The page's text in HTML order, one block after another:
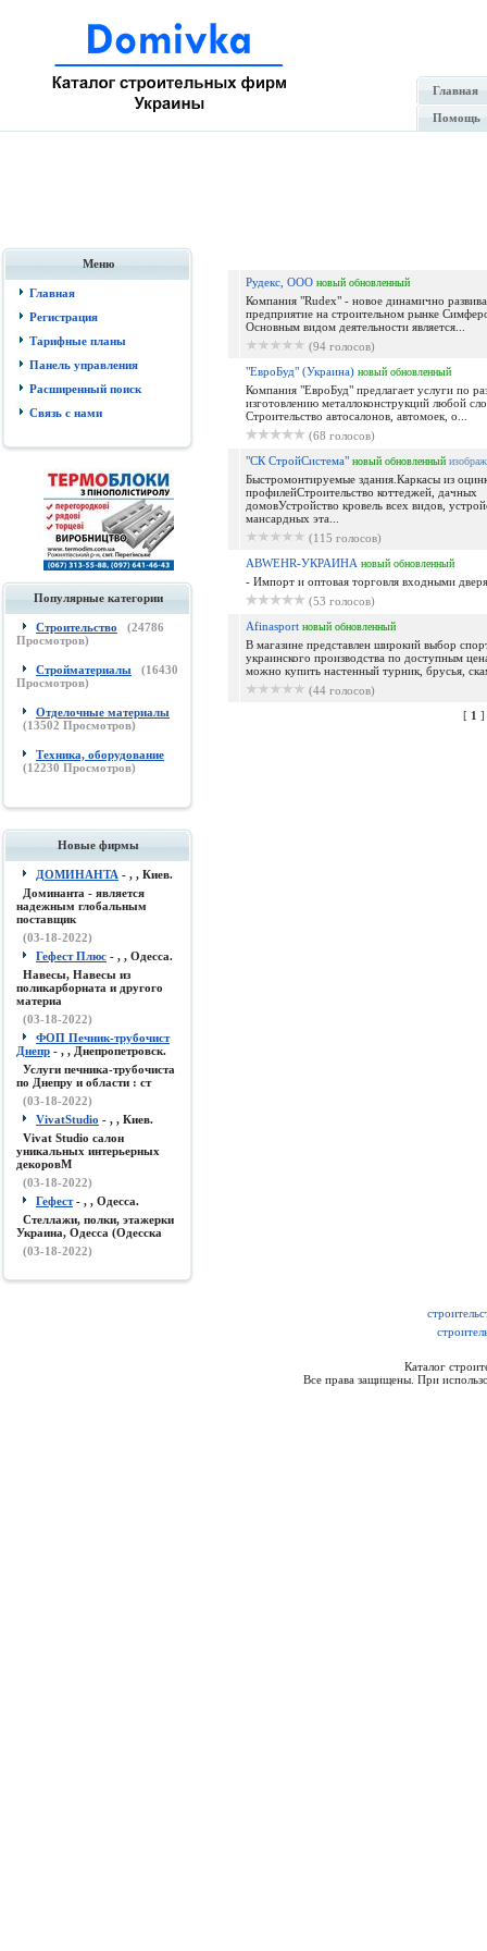
Главная
Помощь
Меню
Главная
Регистрация
Тарифные планы
Панель управления
Расширенный поиск
Связь с нами
Популярные категории
Строительство (24786
Просмотров)
Стройматериалы (16430
Просмотров)
Отделочные материалы
(13502 Просмотров)
Техника, оборудование
(12230 Просмотров)
Новые фирмы
ДОМИНАНТА - , , Киев.
Доминанта - является
надежным глобальным
поставщик
(03-18-2022)
Гефест Плюс - , , Одесса.
Навесы, Навесы из
поликарборната и другого
материа
(03-18-2022)
ФОП Печник-трубочист
Днепр - , , Днепропетровск.
Услуги печника-трубочиста
по Днепру и области : ст
(03-18-2022)
VivatStudio - , , Киев.
Vivat Studio салон
уникальных интерьерных
декоровМ
(03-18-2022)
Гефест- , , Одесса.
Стеллажи, полки, этажерки
Украина, Одесса (Одесска
(03-18-2022)
Рудекс, ООО новый обновленный
Компания "Rudex" - новое динамично
предприятие на строительном рынке
Основным видом деятельности является...
(94 голосов)
"ЕвроБуд" (Украина) новый обновленный
Компания "ЕвроБуд" предлагает услуги по
изготовлению металлоконструкций любой
Строительство автосалонов, автомоек, о...
(68 голосов)
"СК СтройСистема" новый обновленный
Быстромонтируемые здания.Каркасы из
профилейСтроительство коттеджей, дачных
домовУстройство кровель всех видов,
мансардных эта...
(115 голосов)
ABWEHR-УКРАИНА новый обновленный
- Импорт и оптовая торговля входными
(53 голосов)
Afinasport новый обновленный
В магазине представлен широкий выбор
украинского производства по доступным
можно купить настенный турник, брусья,
(44 голосов)
[ 1 ]
Каталог
Все права защищены. При